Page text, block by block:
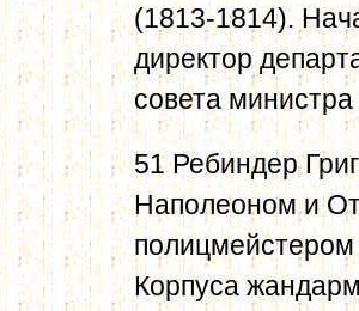
(1813-1814).
директор
совета
51 Ребиндер
Наполеоном и
полицмейстером
Корпуса